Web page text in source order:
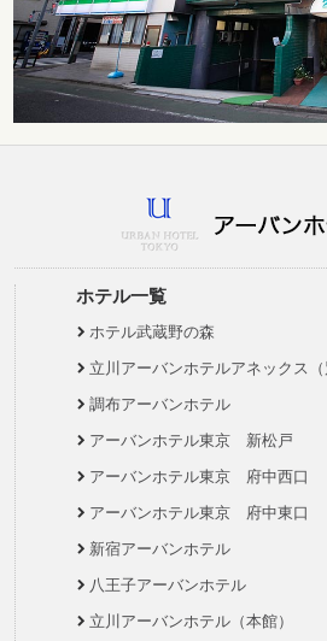
ホテル一覧
ホテル武蔵野の森
立川アーバンホテルアネックス（
調布アーバンホテル
アーバンホテル東京 新松戸
アーバンホテル東京 府中西口
アーバンホテル東京 府中東口
新宿アーバンホテル
八王子アーバンホテル
立川アーバンホテル（本館）